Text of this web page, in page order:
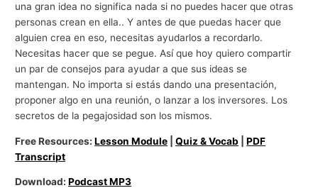
una gran idea no significa nada si no puedes hacer que otras
personas crean en ella.. Y antes de que puedas hacer que
alguien crea en eso, necesitas ayudarlos a recordarlo.
Necesitas hacer que se pegue. Así que hoy quiero compartir
un par de consejos para ayudar a que sus ideas se
mantengan. No importa si estás dando una presentación,
proponer algo en una reunión, o lanzar a los inversores. Los
secretos de la pegajosidad son los mismos.
Free Resources:Lesson Module |Quiz & Vocab |PDF
Transcript
Download:Podcast MP3